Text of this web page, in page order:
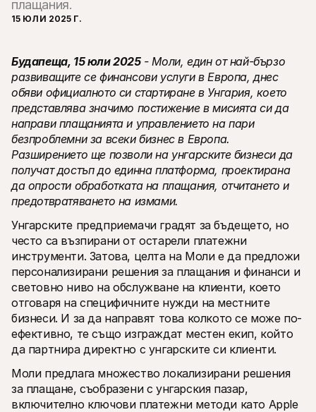
Технически ресурси
Портал за разработчици
Открийте ресурси за разработчици и актуализации
Библиотеки
Интегрирайте Mollie с готови библиотеки
Discord общност
Присъединете се към нашата общност за разработчици
За Mollie
Цени
Вижте нашите цени
Научете повече за нашата
история и ценности
Новини
Прочетете последните новини от
Mollie
Кариери
Елате да работите при нас –
наемаме!
Контакт
За купувачи
Разберете защо Mollie е на вашето банково извлечение
За клиентите на Mollie
Свържете се с нашия екип по клиентска поддръжка
Свържете се с отдел продажби
Открийте как можем да помогнем на вашия бизнес
плащания.
15 ЮЛИ 2025 Г.
Будапеща, 15 юли 2025 - Моли, един от най-бързо
развиващите се финансови услуги в Европа, днес
обяви официалното си стартиране в Унгария, което
представлява значимо постижение в мисията си да
направи плащанията и управлението на пари
безпроблемни за всеки бизнес в Европа.
Разширението ще позволи на унгарските бизнеси да
получат достъп до единна платформа, проектирана
да опрости обработката на плащания, отчитането и
предотвратяването на измами.
Унгарските предприемачи градят за бъдещето, но
често са възпирани от остарели платежни
инструменти. Затова, целта на Моли е да предложи
персонализирани решения за плащания и финанси и
световно ниво на обслужване на клиенти, което
отговаря на специфичните нужди на местните
бизнеси. И за да направят това колкото се може по-
ефективно, те също изграждат местен екип, който
да партнира директно с унгарските си клиенти.
Моли предлага множество локализирани решения
за плащане, съобразени с унгарския пазар,
включително ключови платежни методи като Apple